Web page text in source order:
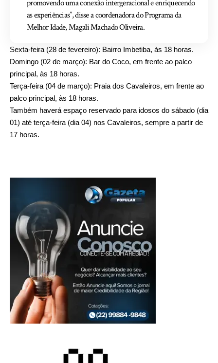
promovendo uma conexão intergeracional e enriquecendo
as experiências”, disse a coordenadora do Programa da
Melhor Idade, Magali Machado Oliveira.
Sexta-feira (28 de fevereiro): Bairro Imbetiba, às 18 horas.
Domingo (02 de março): Bar do Coco, em frente ao palco
principal, às 18 horas.
Terça-feira (04 de março): Praia dos Cavaleiros, em frente ao
palco principal, às 18 horas.
Também haverá espaço reservado para idosos do sábado (dia
01) até terça-feira (dia 04) nos Cavaleiros, sempre a partir de
17 horas.